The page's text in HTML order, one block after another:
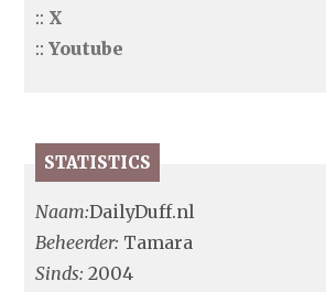
:: X
::Youtube
STATISTICS
Naam:DailyDuff.nl
Beheerder: Tamara
Sinds: 2004